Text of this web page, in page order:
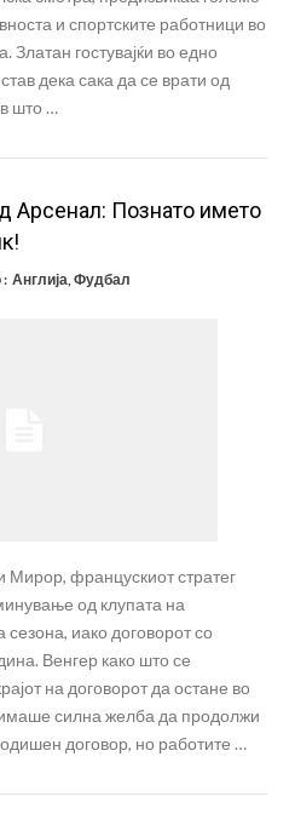
и спортските работници во
гостувајќи во едно
дека сака да се врати од
што …
Арсенал: Познато името
: Англија,Фудбал
Мирор, францускиот стратег
од клупата на
сезона, иако договорот со
Венгер како што се
на договорот да остане во
силна желба да продолжи
договор, но работите …